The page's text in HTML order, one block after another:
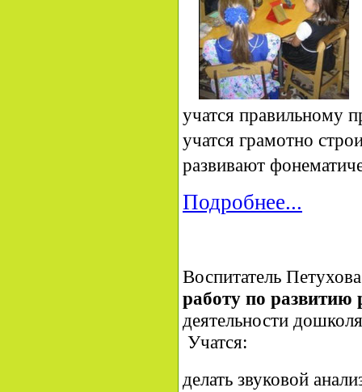
учатся правильному
учатся грамотно
развивают
Подробнее...
Воспитатель
работу по развитию
деятельности
Учатся:
делать звуковой